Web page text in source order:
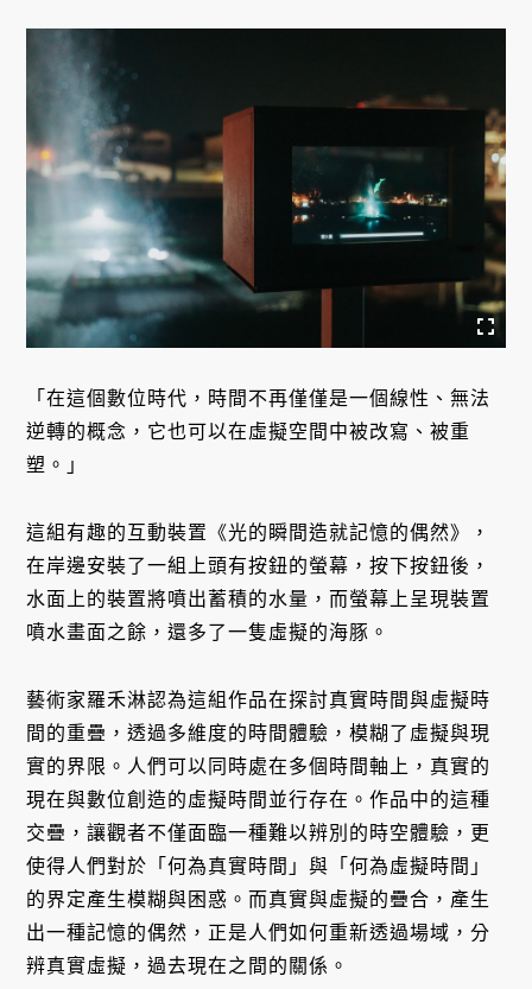
「在這個數位時代，時間不再僅僅是一個線性、無法
逆轉的概念，它也可以在虛擬空間中被改寫、被重
塑。」
這組有趣的互動裝置《光的瞬間造就記憶的偶然》，
在岸邊安裝了一組上頭有按鈕的螢幕，按下按鈕後，
水面上的裝置將噴出蓄積的水量，而螢幕上呈現裝置
噴水畫面之餘，還多了一隻虛擬的海豚。
藝術家羅禾淋認為這組作品在探討真實時間與虛擬時
間的重疊，透過多維度的時間體驗，模糊了虛擬與現
實的界限。人們可以同時處在多個時間軸上，真實的
現在與數位創造的虛擬時間並行存在。作品中的這種
交疊，讓觀者不僅面臨一種難以辨別的時空體驗，更
使得人們對於「何為真實時間」與「何為虛擬時間」
的界定產生模糊與困惑。而真實與虛擬的疊合，產生
出一種記憶的偶然，正是人們如何重新透過場域，分
辨真實虛擬，過去現在之間的關係。